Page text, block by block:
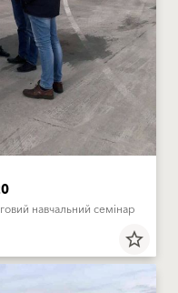
навчальний семінар
star_border